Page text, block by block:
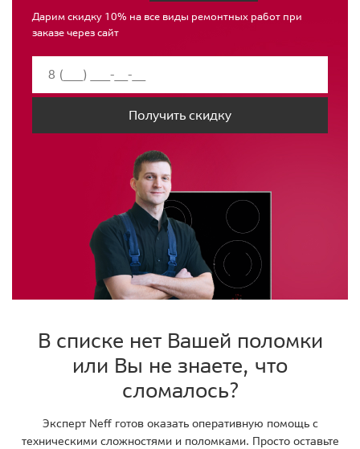
Дарим скидку 10% на все виды ремонтных работ при
заказе через сайт
Получить скидку
В списке нет Вашей поломки
или Вы не знаете, что
сломалось?
Эксперт Neff готов оказать оперативную помощь с
техническими сложностями и поломками. Просто оставьте